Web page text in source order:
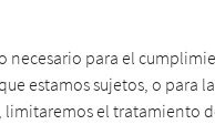
necesario para el
estamos sujetos, o para la
el tratamiento